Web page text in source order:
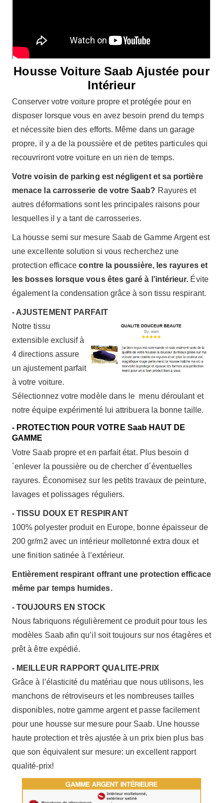
Housse Voiture Saab Ajustée pour
Intérieur
Conserver votre voiture propre et protégée pour en
disposer lorsque vous en avez besoin prend du temps
et nécessite bien des efforts. Même dans un garage
propre, il y a de la poussière et de petites particules qui
recouvriront votre voiture en un rien de temps.
Votre voisin de parking est négligent et sa portière
menace la carrosserie de votre Saab? Rayures et
autres déformations sont les principales raisons pour
lesquelles il y a tant de carrosseries.
La housse semi sur mesure Saab de Gamme Argent est
une excellente solution si vous recherchez une
protection efficacecontre la poussière, les rayures et
les bosses lorsque vous êtes garé à l’intérieur. Évite
également la condensation grâce à son tissu respirant.
- AJUSTEMENT PARFAIT
Notre tissu
extensible exclusif à
4 directions assure
un ajustement parfait
à votre voiture.
Sélectionnez votre modèle dans le menu déroulant et
notre équipe expérimenté lui attribuera la bonne taille.
- PROTECTION POUR VOTRE Saab HAUT DE
GAMME
Votre Saab propre et en parfait état. Plus besoin d
´enlever la poussière ou de chercher d´éventuelles
rayures. Économisez sur les petits travaux de peinture,
lavages et polissages réguliers.
- TISSU DOUX ET RESPIRANT
100% polyester produit en Europe, bonne épaisseur de
200 gr/m2 avec un intérieur molletonné extra doux et
une finition satinée à l’extérieur.
Entièrement respirant offrant une protection efficace
même par temps humides.
- TOUJOURS EN STOCK
Nous fabriquons régulièrement ce produit pour tous les
modèles Saab afin qu’il soit toujours sur nos étagères et
prêt à être expédié.
- MEILLEUR RAPPORT QUALITE-PRIX
Grâce à l’élasticité du matériau que nous utilisons, les
manchons de rétroviseurs et les nombreuses tailles
disponibles, notre gamme argent et passe facilement
pour une housse sur mesure pour Saab. Une housse
haute protection et très ajustée à un prix bien plus bas
que son équivalent sur mesure: un excellent rapport
qualité-prix!